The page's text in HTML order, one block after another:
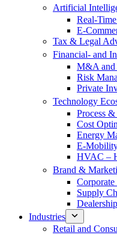
Artificial
Real-
E-
Tax & Legal
Financial- and
M&A and
Risk
Private
Technology
Process
Cost
Energy
E-
HVAC –
Brand &
Supply
Industries
Retail and